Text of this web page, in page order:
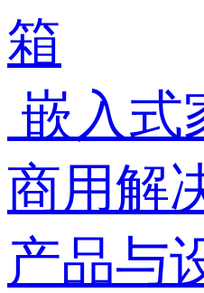
箱
嵌入式
商用解
产品与